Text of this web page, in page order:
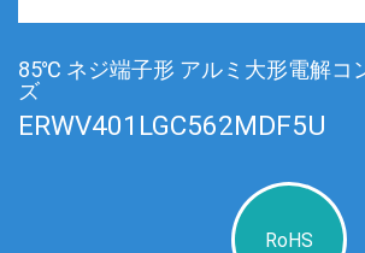
85℃ ネジ端子形 アルミ大形電解コ
ズ
ERWV401LGC562MDF5U
RoHS